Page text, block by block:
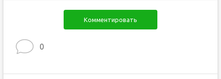
Комментировать
0